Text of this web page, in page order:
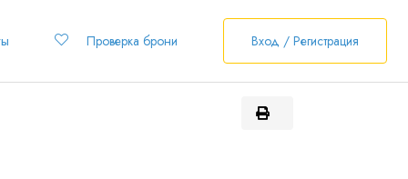
Проверка брони Вход / Регистрация